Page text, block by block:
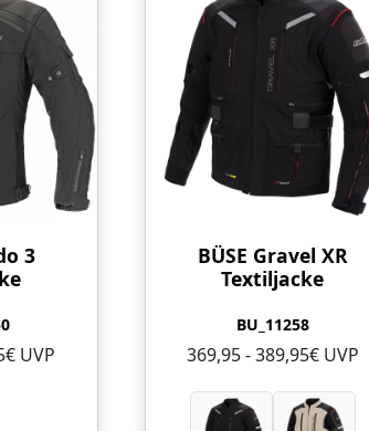
3
UVP
BÜSE Gravel XR
Textiljacke
BU_11258
369,95 - 389,95€ UVP